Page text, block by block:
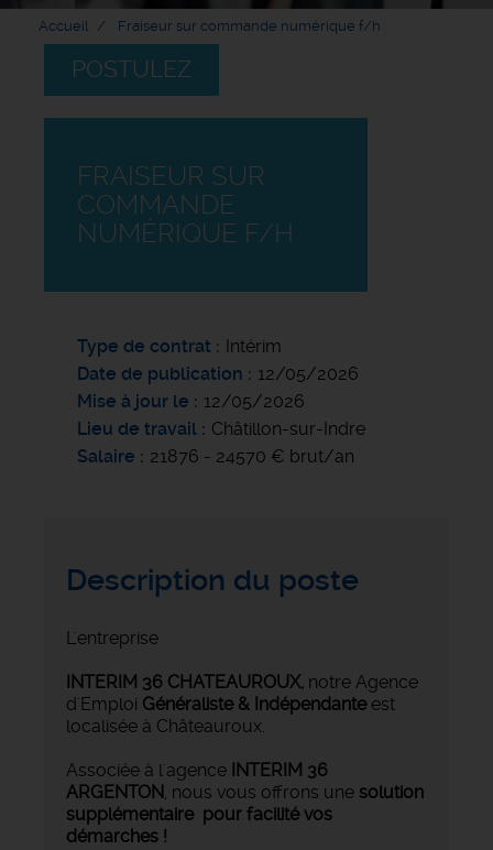
Accueil Fraiseur sur commande numérique f/h
POSTULEZ
FRAISEUR SUR
COMMANDE
NUMÉRIQUE F/H
Type de contrat
Intérim
Date de publication
12/05/2026
Mise à jour le
12/05/2026
Lieu de travail
Châtillon-sur-Indre
Salaire
21876 - 24570 € brut/an
Description du poste
L'entreprise
INTERIM 36 CHATEAUROUX, notre Agence
d'Emploi Généraliste & Indépendante est
localisée à Châteauroux.
Associée à l'agence INTERIM 36
ARGENTON, nous vous offrons une solution
supplémentaire pour facilité vos
démarches !